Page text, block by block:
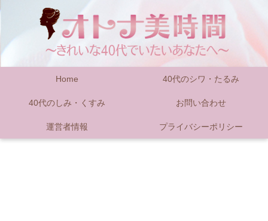
Home 40代のシワ・たるみ
40代のしみ・くすみ お問い合わせ
運営者情報 プライバシーポリシー